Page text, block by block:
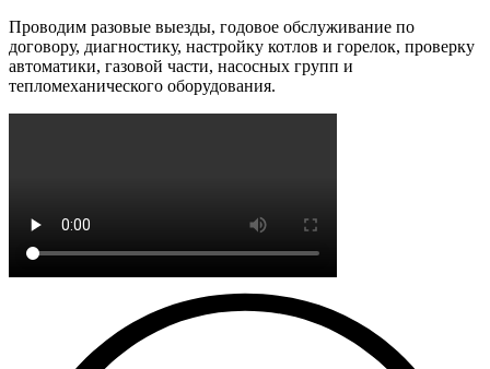
Проводим разовые выезды, годовое обслуживание по
договору, диагностику, настройку котлов и горелок, проверку
автоматики, газовой части, насосных групп и
тепломеханического оборудования.